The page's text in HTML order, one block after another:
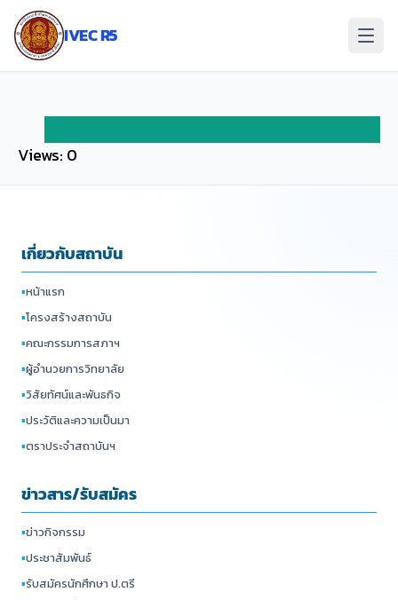
ข้าม
IVEC R5
Views: 0
เกี่ยวกับสถาบัน
▪หน้าแรก
▪โครงสร้างสถาบัน
▪คณะกรรมการสภาฯ
▪ผู้อำนวยการวิทยาลัย
▪วิสัยทัศน์และพันธกิจ
▪ประวัติและความเป็นมา
▪ตราประจำสถาบันฯ
ข่าวสาร/รับสมัคร
▪ข่าวกิจกรรม
▪ประชาสัมพันธ์
▪รับสมัครนักศึกษา ป.ตรี